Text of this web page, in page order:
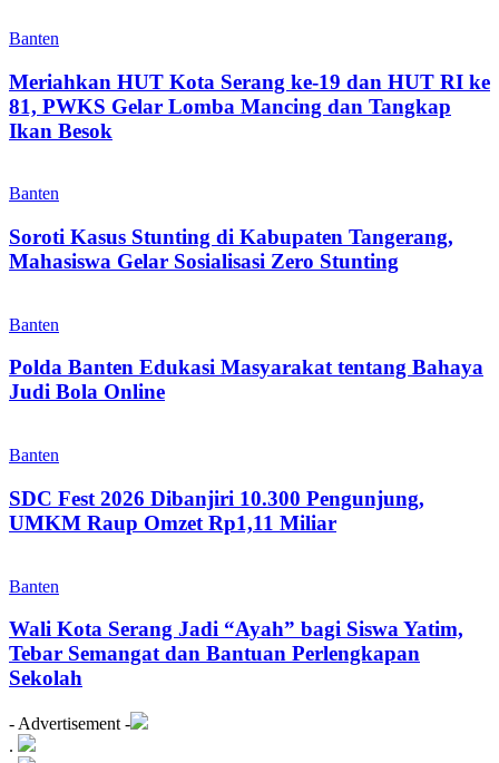
Banten
Meriahkan HUT Kota Serang ke-19 dan HUT RI ke
81, PWKS Gelar Lomba Mancing dan Tangkap
Ikan Besok
Banten
Soroti Kasus Stunting di Kabupaten Tangerang,
Mahasiswa Gelar Sosialisasi Zero Stunting
Banten
Polda Banten Edukasi Masyarakat tentang Bahaya
Judi Bola Online
Banten
SDC Fest 2026 Dibanjiri 10.300 Pengunjung,
UMKM Raup Omzet Rp1,11 Miliar
Banten
Wali Kota Serang Jadi “Ayah” bagi Siswa Yatim,
Tebar Semangat dan Bantuan Perlengkapan
Sekolah
- Advertisement -
.